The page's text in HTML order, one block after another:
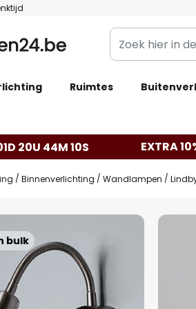
Zoek
hier
de
Ruimtes
20U 44M 08S EXTRA
Binnenverlichting Wandlampen
bulk